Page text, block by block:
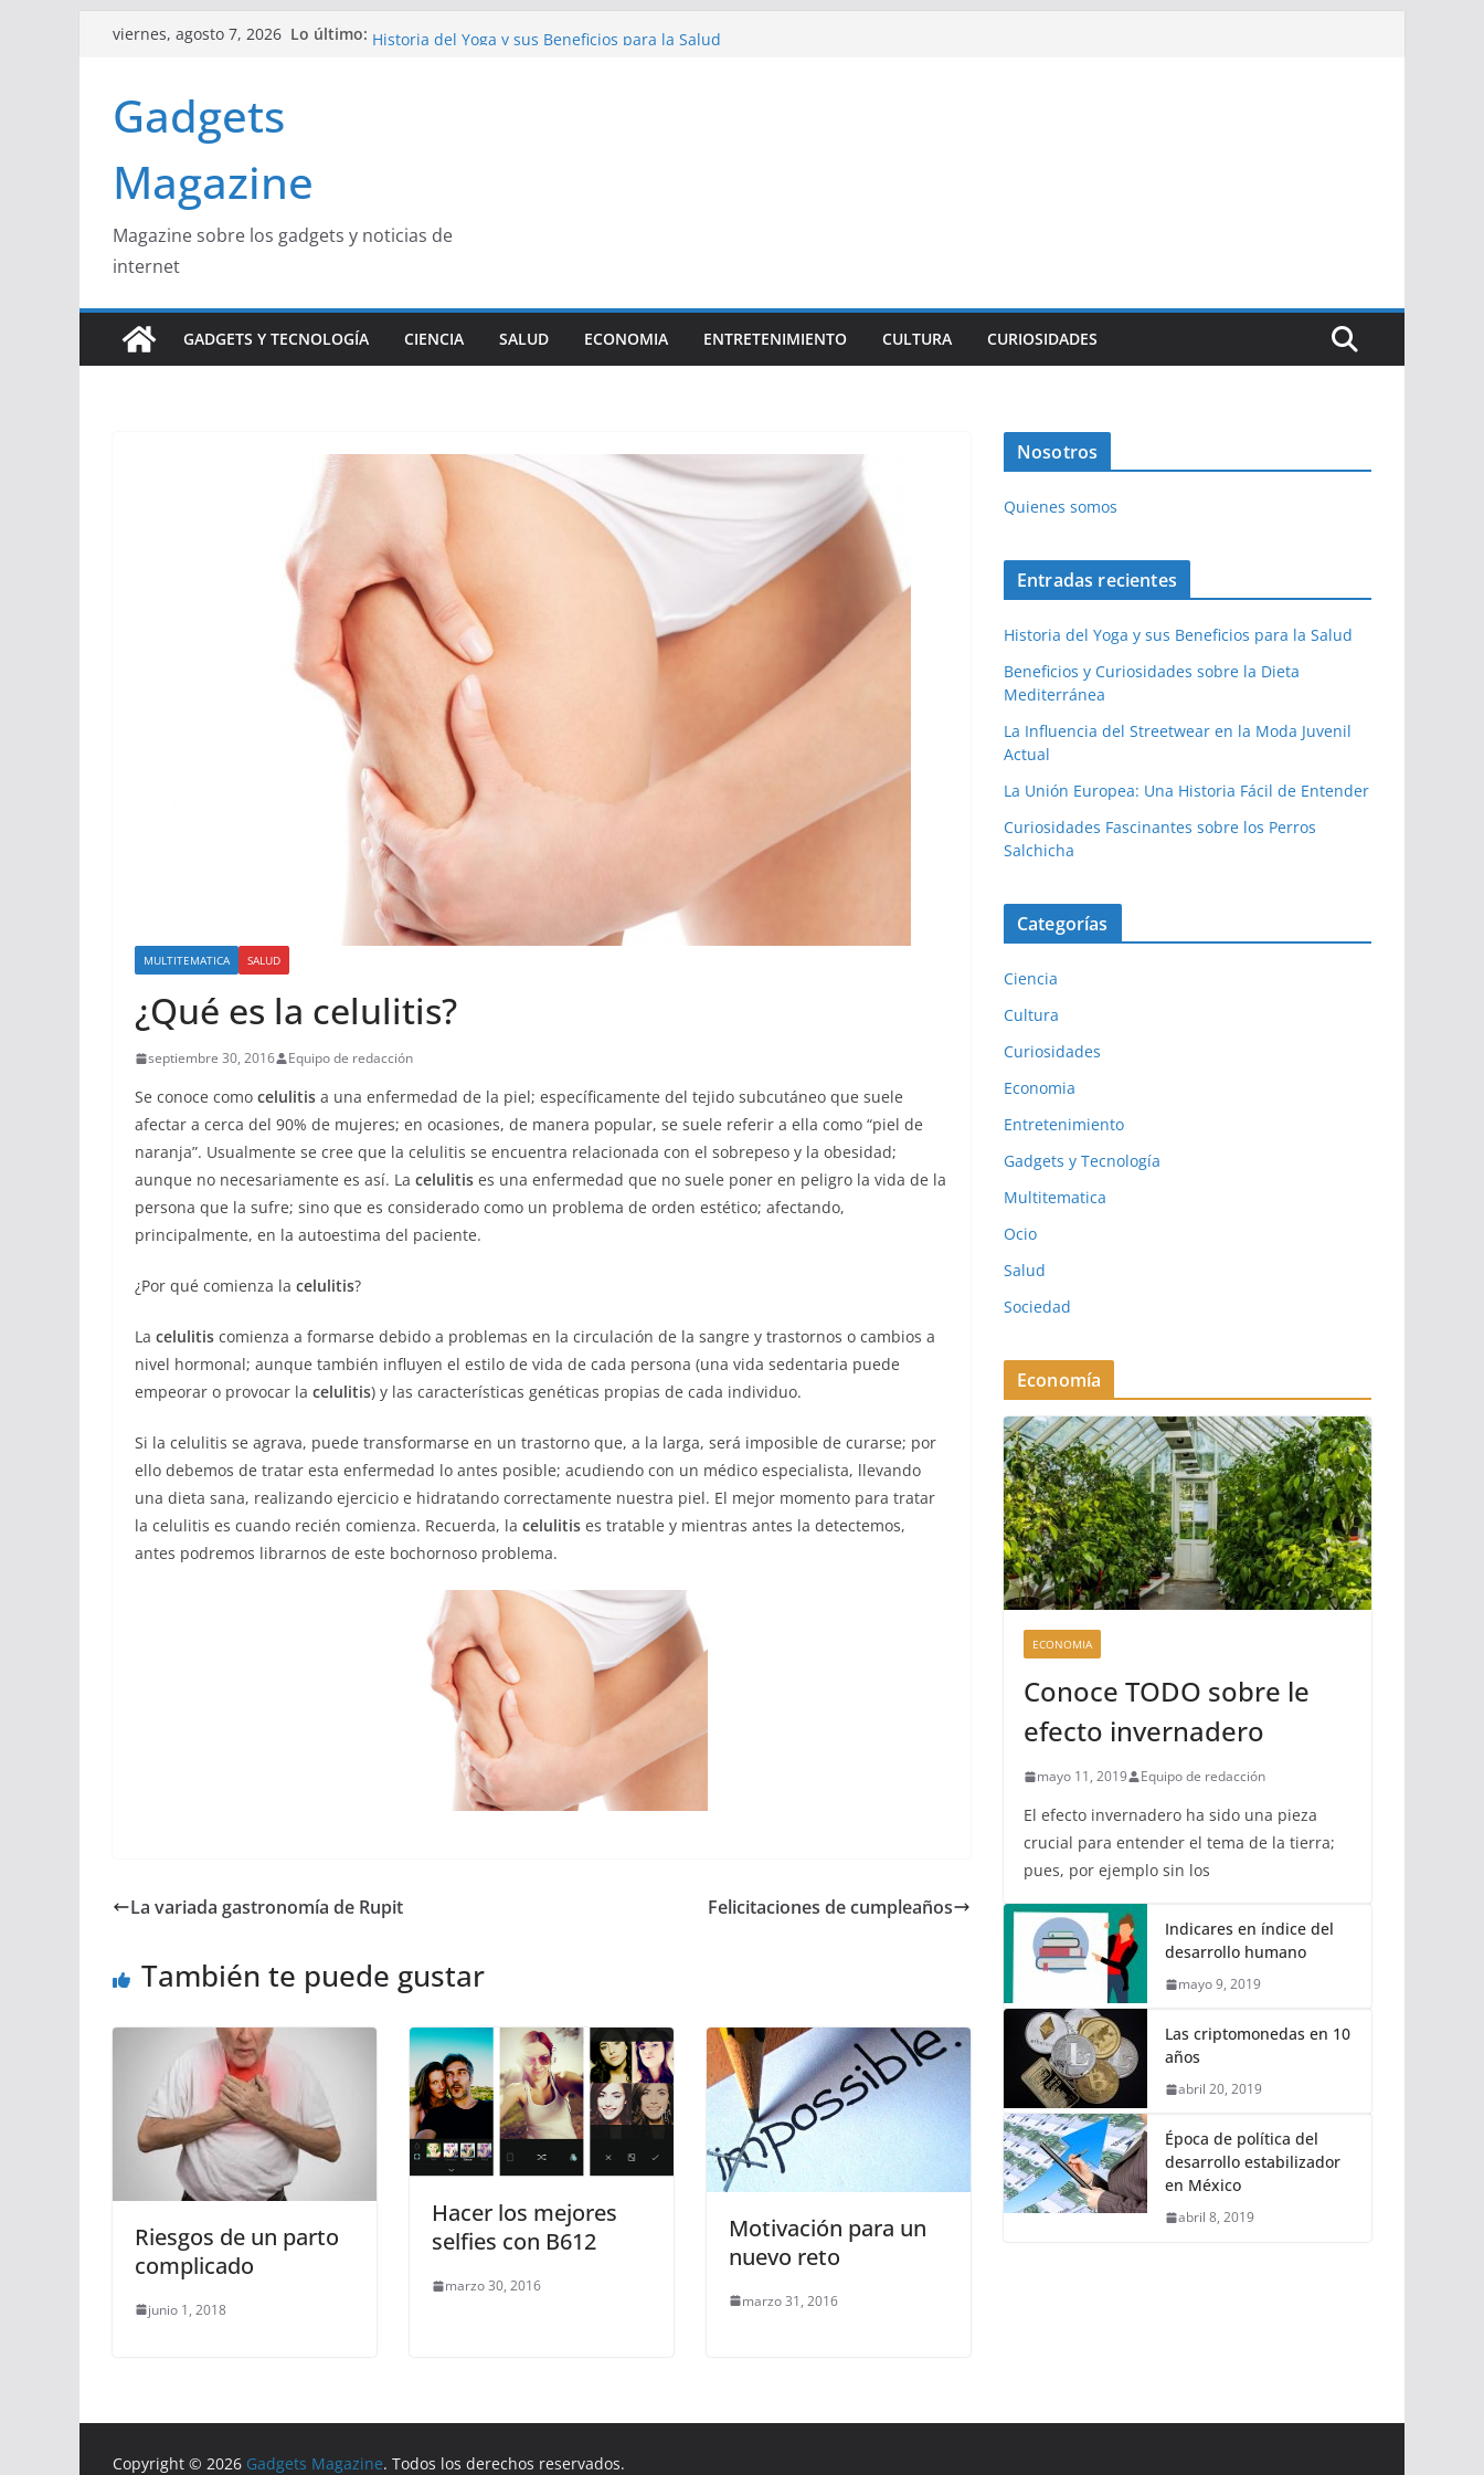
Saltarviernes, agosto 7, 2026 Lo último: Curiosidades Fascinantes sobre los Perros Salchicha
Gadgets
Magazine
Magazine sobre los gadgets y noticias de
internet
GADGETS Y TECNOLOGÍA CIENCIA SALUD ECONOMIA ENTRETENIMIENTO CULTURA CURIOSIDADES
MULTITEMATICA SALUD
¿Qué es la celulitis?
septiembre 30, 2016 Equipo de redacción
Se conoce como celulitis a una enfermedad de la piel; específicamente del tejido subcutáneo que suele
afectar a cerca del 90% de mujeres; en ocasiones, de manera popular, se suele referir a ella como “piel de
naranja”. Usualmente se cree que la celulitis se encuentra relacionada con el sobrepeso y la obesidad;
aunque no necesariamente es así. La celulitis es una enfermedad que no suele poner en peligro la vida de la
persona que la sufre; sino que es considerado como un problema de orden estético; afectando,
principalmente, en la autoestima del paciente.
¿Por qué comienza la celulitis?
La celulitis comienza a formarse debido a problemas en la circulación de la sangre y trastornos o cambios a
nivel hormonal; aunque también influyen el estilo de vida de cada persona (una vida sedentaria puede
empeorar o provocar la celulitis) y las características genéticas propias de cada individuo.
Si la celulitis se agrava, puede transformarse en un trastorno que, a la larga, será imposible de curarse; por
ello debemos de tratar esta enfermedad lo antes posible; acudiendo con un médico especialista, llevando
una dieta sana, realizando ejercicio e hidratando correctamente nuestra piel. El mejor momento para tratar
la celulitis es cuando recién comienza. Recuerda, la celulitis es tratable y mientras antes la detectemos,
antes podremos librarnos de este bochornoso problema.
La variada gastronomía de Rupit Felicitaciones de cumpleaños
También te puede gustar
Riesgos de un parto
complicado
junio 1, 2018
Hacer los mejores
selfies con B612
marzo 30, 2016
Motivación para un
nuevo reto
marzo 31, 2016
Nosotros
Quienes somos
Entradas recientes
Historia del Yoga y sus Beneficios para la Salud
Beneficios y Curiosidades sobre la Dieta
Mediterránea
La Influencia del Streetwear en la Moda Juvenil
Actual
La Unión Europea: Una Historia Fácil de Entender
Curiosidades Fascinantes sobre los Perros
Salchicha
Categorías
Ciencia
Cultura
Curiosidades
Economia
Entretenimiento
Gadgets y Tecnología
Multitematica
Ocio
Salud
Sociedad
Economía
ECONOMIA
Conoce TODO sobre le
efecto invernadero
mayo 11, 2019 Equipo de redacción
El efecto invernadero ha sido una pieza
crucial para entender el tema de la tierra;
pues, por ejemplo sin los
Indicares en índice del
desarrollo humano
mayo 9, 2019
Las criptomonedas en 10
años
abril 20, 2019
Época de política del
desarrollo estabilizador
en México
abril 8, 2019
Copyright © 2026 Gadgets Magazine. Todos los derechos reservados.